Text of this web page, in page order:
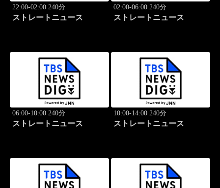
22:00-02:00 240分
ストレートニュース
02:00-06:00 240分
ストレートニュース
06:00-10:00 240分
ストレートニュース
10:00-14:00 240分
ストレートニュース